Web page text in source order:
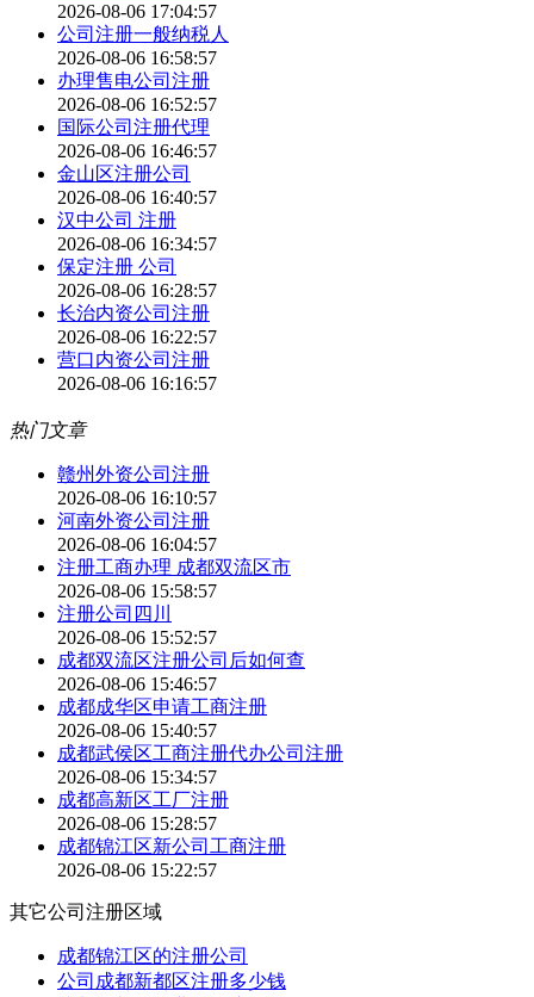
2026-08-06 17:04:57
公司注册一般纳税人
2026-08-06 16:58:57
办理售电公司注册
2026-08-06 16:52:57
国际公司注册代理
2026-08-06 16:46:57
金山区注册公司
2026-08-06 16:40:57
汉中公司 注册
2026-08-06 16:34:57
保定注册 公司
2026-08-06 16:28:57
长治内资公司注册
2026-08-06 16:22:57
营口内资公司注册
2026-08-06 16:16:57
热门文章
赣州外资公司注册
2026-08-06 16:10:57
河南外资公司注册
2026-08-06 16:04:57
注册工商办理 成都双流区市
2026-08-06 15:58:57
注册公司四川
2026-08-06 15:52:57
成都双流区注册公司后如何查
2026-08-06 15:46:57
成都成华区申请工商注册
2026-08-06 15:40:57
成都武侯区工商注册代办公司注册
2026-08-06 15:34:57
成都高新区工厂注册
2026-08-06 15:28:57
成都锦江区新公司工商注册
2026-08-06 15:22:57
其它公司注册区域
成都锦江区的注册公司
公司成都新都区注册多少钱